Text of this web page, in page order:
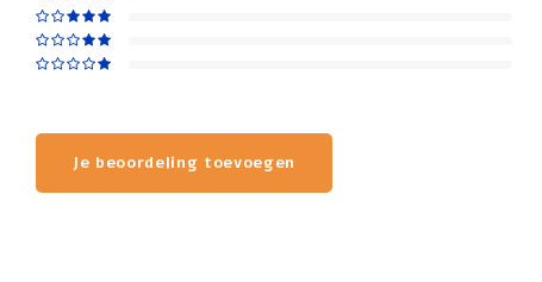
Je beoordeling toevoegen